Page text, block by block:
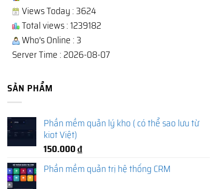
Views Today : 3624
Total views : 1239182
Who's Online : 3
Server Time : 2026-08-07
SẢN PHẨM
Phần mềm quản lý kho ( có thể sao lưu từ
kiot Việt)
150.000₫
Phần mềm quản trị hệ thống CRM